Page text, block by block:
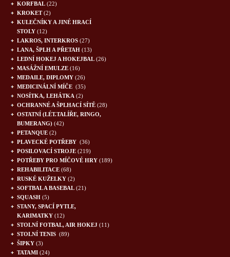
KORFBAL (22)
KROKET(2)
KULEČNÍKY A JINÉ HRACÍ
STOLY (12)
LAKROS, INTERKROS (27)
LANA, ŠPLH A PŘETAH (13)
LEDNÍ HOKEJ A HOKEJBAL (26)
MASÁŽNÍ EMULZE (16)
MEDAILE, DIPLOMY (26)
MEDICINÁLNÍ MÍČE (35)
NOSÍTKA, LEHÁTKA (2)
OCHRANNÉ A ŠPLHACÍ SÍTĚ (28)
OSTATNÍ (LÉT.TALÍŘE, RINGO,
BUMERANG) (42)
PETANQUE (2)
PLAVECKÉ POTŘEBY (36)
POSILOVACÍ STROJE (219)
POTŘEBY PRO MÍČOVÉ HRY (189)
REHABILITACE (68)
RUSKÉ KUŽELKY (2)
SOFTBAL A BASEBAL (21)
SQUASH (5)
STANY, SPACÍ PYTLE,
KARIMATKY (12)
STOLNÍ FOTBAL, AIR HOKEJ (11)
STOLNÍ TENIS (89)
ŠIPKY (3)
TATAMI (24)